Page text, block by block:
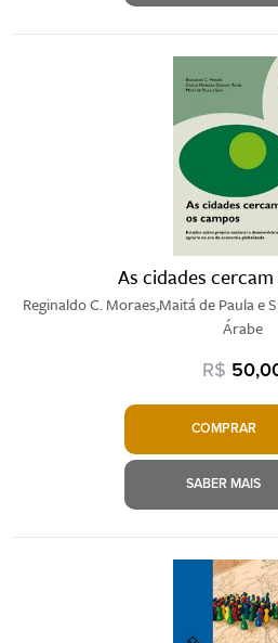
As cidades
Reginaldo C. Moraes,Maitá de Paula e
Árabe
R$
COMPRAR
SABER MAIS